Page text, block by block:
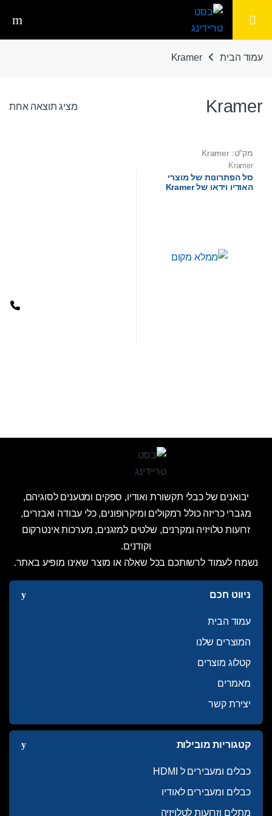
navigation
content
עמוד הבית
Kramer
Kramer מציג תוצאה אחת
מק"ט: Kramer
Kramer
סל הפתרונות של מוצרי
האודיו וידאו של Kramer
יבואנים של כבלי תקשורת ואודיו, ספקים ומטענים לסוגיהם,
מגברי כריזה כולל רמקולים ומיקרופונים, כלי עבודה ואבזרים,
זרועות טלויזיה ומקרנים, שלטים למזגנים, מערכות אינטרקום
וקודנים.
נשמח לעמוד לרשותכם בכל שאלה או מוצר שאינו מופיע באתר.
ניווט חכם
עמוד הבית
המוצרים שלנו
קטלוג מוצרים
מאמרים
יצירת קשר
קטגוריות מובילות
כבלים ומעבירים ל HDMI
כבלים ומעבירים לאודיו
מתלים וזרועות לטלויזיה